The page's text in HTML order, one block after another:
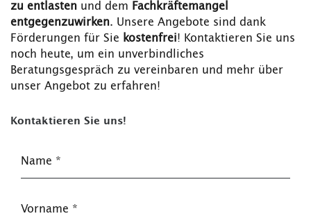
zu entlasten und dem Fachkräftemangel
entgegenzuwirken. Unsere Angebote sind dank
Förderungen für Sie kostenfrei! Kontaktieren Sie uns
noch heute, um ein unverbindliches
Beratungsgespräch zu vereinbaren und mehr über
unser Angebot zu erfahren!
Kontaktieren Sie uns!
Name *
Vorname *